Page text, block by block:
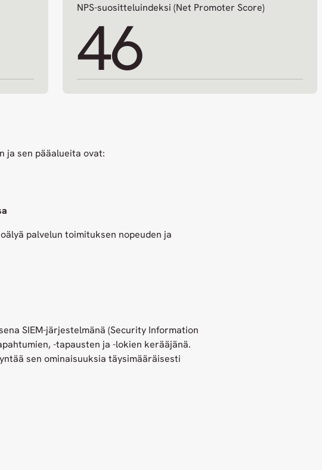
NPS-suositteluindeksi (Net Promoter Score)
46
ja sen pääalueita ovat:
palvelun toimituksen nopeuden ja
SIEM-järjestelmänä (Security Information
-tapausten ja -lokien kerääjänä.
sen ominaisuuksia täysimääräisesti